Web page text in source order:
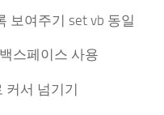
보여주기 set vb 동일
스페이스 사용
커서 넘기기